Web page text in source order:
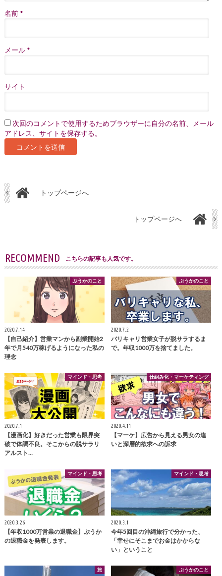
名前 *
メール *
サイト
次回のコメントで使用するためブラウザーに自分の名前、メール
アドレス、サイトを保存する。
トップページへ
トップページへ
RECOMMEND こちらの記事も人気です。
ぷうかのこと
2020.7.14
【自己紹介】営業マンから副業開始2
年で月540万稼げるようになった私の
理念
ぷうかのこと
2020.7.2
バリキャリ営業女子が脱サラするま
で。年収1000万を捨てました。
マインド・思考
2020.7.1
【漫画化】好きだった営業も限界突
破で体調不良。そこからの脱サラリ
アルスト…
仕組み化・マーケティング
2020.4.11
【マーケ】広告から見える男女の違
いと深層的欲求への訴求
マインド・思考
2020.3.26
【年収1000万営業の退職金】ぷうか
の退職金を発表します。
マインド・思考
2020.3.1
今年5回目の沖縄旅行で分かった、
「幸せにそこまでお金はかからな
い」ということ
旅 ぷうかのこと